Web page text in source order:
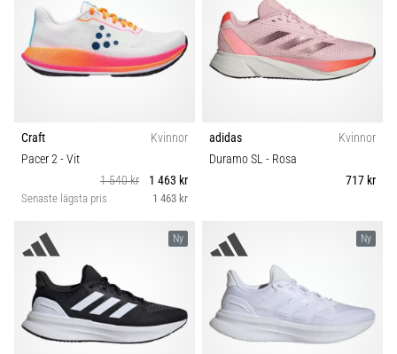
Craft
Kvinnor
Pacer 2- Vit
1 540 kr
1 463 kr
Senaste lägsta pris 1 463 kr
adidas
Kvinnor
Duramo SL - Rosa
717 kr
Ny Ny